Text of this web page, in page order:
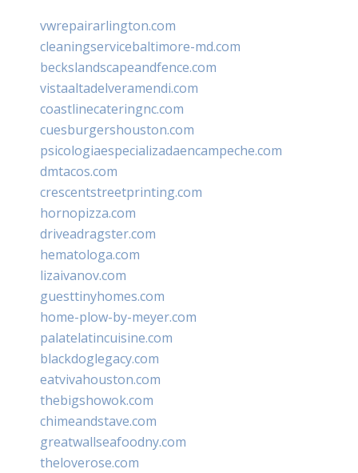
vwrepairarlington.com
cleaningservicebaltimore-md.com
beckslandscapeandfence.com
vistaaltadelveramendi.com
coastlinecateringnc.com
cuesburgershouston.com
psicologiaespecializadaencampeche.com
dmtacos.com
crescentstreetprinting.com
hornopizza.com
driveadragster.com
hematologa.com
lizaivanov.com
guesttinyhomes.com
home-plow-by-meyer.com
palatelatincuisine.com
blackdoglegacy.com
eatvivahouston.com
thebigshowok.com
chimeandstave.com
greatwallseafoodny.com
theloverose.com